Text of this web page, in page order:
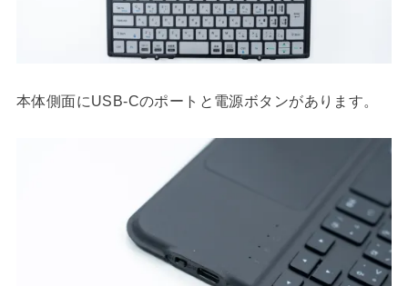
本体側面にUSB-Cのポートと電源ボタンがあります。